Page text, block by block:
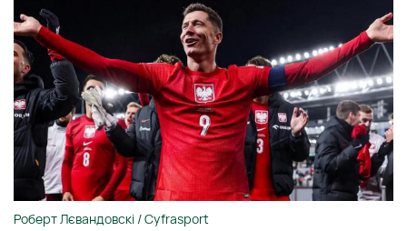
Роберт Лєвандовскі / Cyfrasport